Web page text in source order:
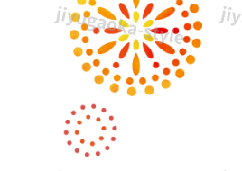
火・
手
書
き